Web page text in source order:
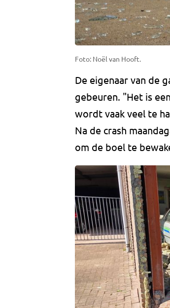
Foto: Noël van Hooft.
De eigenaar van de
gebeuren. "Het is
wordt vaak veel te
Na de crash
om de boel te